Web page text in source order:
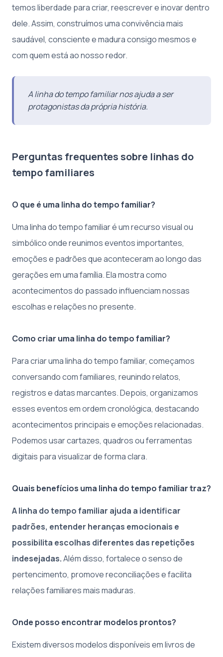
temos liberdade para criar, reescrever e inovar dentro
dele. Assim, construímos uma convivência mais
saudável, consciente e madura consigo mesmos e
com quem está ao nosso redor.
A linha do tempo familiar nos ajuda a ser
protagonistas da própria história.
Perguntas frequentes sobre linhas do
tempo familiares
O que é uma linha do tempo familiar?
Uma linha do tempo familiar é um recurso visual ou
simbólico onde reunimos eventos importantes,
emoções e padrões que aconteceram ao longo das
gerações em uma família. Ela mostra como
acontecimentos do passado influenciam nossas
escolhas e relações no presente.
Como criar uma linha do tempo familiar?
Para criar uma linha do tempo familiar, começamos
conversando com familiares, reunindo relatos,
registros e datas marcantes. Depois, organizamos
esses eventos em ordem cronológica, destacando
acontecimentos principais e emoções relacionadas.
Podemos usar cartazes, quadros ou ferramentas
digitais para visualizar de forma clara.
Quais benefícios uma linha do tempo familiar traz?
A linha do tempo familiar ajuda a identificar
padrões, entender heranças emocionais e
possibilita escolhas diferentes das repetições
indesejadas.Além disso, fortalece o senso de
pertencimento, promove reconciliações e facilita
relações familiares mais maduras.
Onde posso encontrar modelos prontos?
Existem diversos modelos disponíveis em livros de